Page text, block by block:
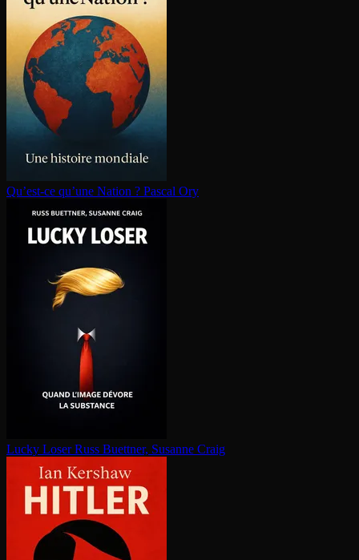
Qu’est-ce qu’une Nation ? Pascal Ory
Lucky Loser Russ Buettner, Susanne Craig